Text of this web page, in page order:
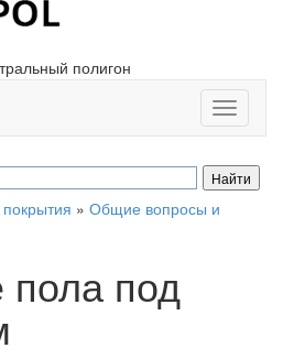
полигон
Toggle
» Общие вопросы и
пола под